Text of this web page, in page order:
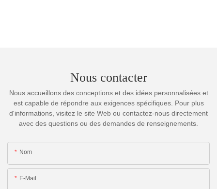
Nous contacter
Nous accueillons des conceptions et des idées personnalisées et
est capable de répondre aux exigences spécifiques. Pour plus
d'informations, visitez le site Web ou contactez-nous directement
avec des questions ou des demandes de renseignements.
Nom
E-Mail